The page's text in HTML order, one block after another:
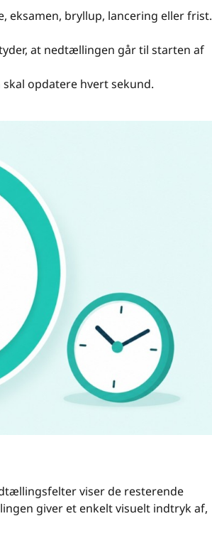
eksamen, bryllup, lancering eller frist.
at nedtællingen går til starten af
opdatere hvert sekund.
viser de resterende
giver et enkelt visuelt indtryk af,